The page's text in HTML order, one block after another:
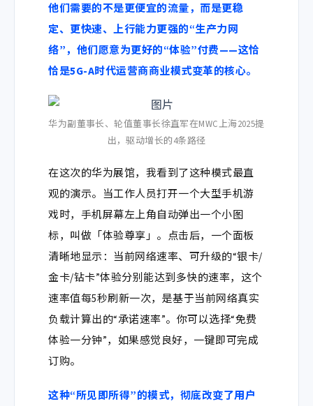
他们需要的不是更便宜的流量，而是更稳
定、更快速、上行能力更强的“生产力网
络”，他们愿意为更好的“体验”付费——这恰
恰是5G-A时代运营商商业模式变革的核心。
华为副董事长、轮值董事长徐直军在MWC上海2025提
出，驱动增长的4条路径
在这次的华为展馆，我看到了这种模式最直
观的演示。当工作人员打开一个大型手机游
戏时，手机屏幕左上角自动弹出一个小图
标，叫做「体验尊享」。点击后，一个面板
清晰地显示：当前网络速率、可升级的“银卡/
金卡/钻卡”体验分别能达到多快的速率，这个
速率值每5秒刷新一次，是基于当前网络真实
负载计算出的“承诺速率”。你可以选择“免费
体验一分钟”，如果感觉良好，一键即可完成
订购。
这种“所见即所得”的模式，彻底改变了用户